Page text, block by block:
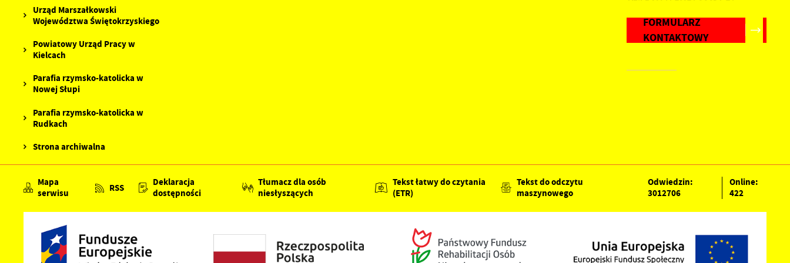
Urząd Marszałkowski
Województwa Świętokrzyskiego
Powiatowy Urząd Pracy w
Kielcach
Parafia rzymsko-katolicka w
Nowej Słupi
Parafia rzymsko-katolicka w
Rudkach
Strona archiwalna
FORMULARZ
KONTAKTOWY
Mapa
serwisu
RSS
Deklaracja
dostępności
Tłumacz dla osób
niesłyszących
Tekst łatwy do czytania
(ETR)
Tekst do odczytu
maszynowego
Odwiedzin:
3012706
Online:
422